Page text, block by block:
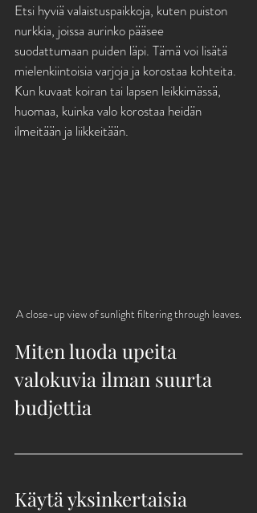
Etsi hyviä valaistuspaikkoja, kuten puiston
nurkkia, joissa aurinko pääsee
suodattumaan puiden läpi. Tämä voi lisätä
mielenkiintoisia varjoja ja korostaa kohteita.
Kun kuvaat koiran tai lapsen leikkimässä,
huomaa, kuinka valo korostaa heidän
ilmeitään ja liikkeitään.
A close-up view of sunlight filtering through leaves.
Miten luoda upeita
valokuvia ilman suurta
budjettia
Käytä yksinkertaisia